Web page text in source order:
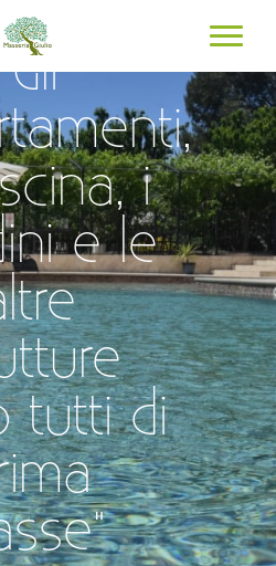
i
e le
tutti di